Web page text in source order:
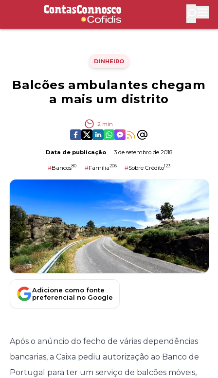
Contas Connosco by Cofidis
DINHEIRO
Balcões ambulantes chegam
a mais um distrito
2 min
Data de publicação 3 de setembro de 2018
#Bancos80 #Família206 #Sobre Crédito123
Adicione como fonte
preferencial no Google
Após o anúncio do fecho de várias dependências
bancarias, a Caixa pediu autorização ao Banco de
Portugal para ter um serviço de balcões móveis,